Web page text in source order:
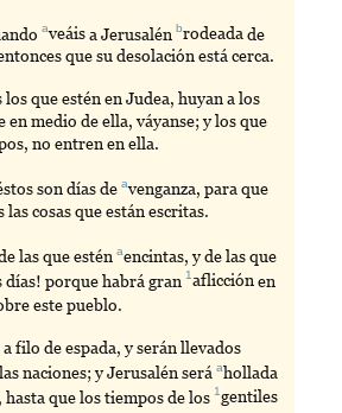
aveáisa Jerusalénbrodeadade
que su desolación está cerca.
los que estén en Judea, huyan a los
en medio de ella, váyanse; y los que
no entren en ella.
son días deavenganza, para que
las cosas que están escritas.
las que esténaencintas, y de las que
días! porque habrá gran1aflicciónen
este pueblo.
a filo de espada, y serán llevados
naciones; y Jerusalén seráahollada
, hasta que los tiempos de los1gentiles